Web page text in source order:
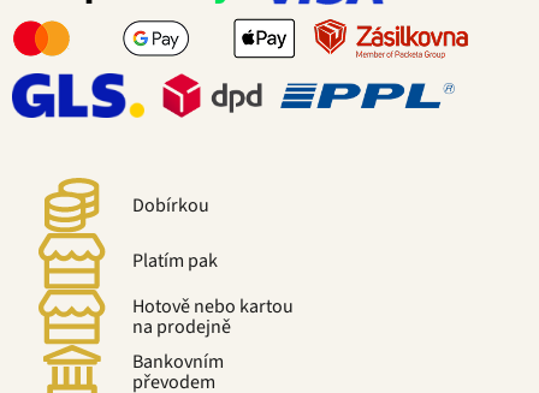
Dobírkou
Platím pak
Hotově nebo kartou
na prodejně
Bankovním
převodem